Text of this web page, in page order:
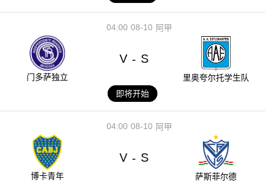
08-10
04:00 阿甲
门多萨独立
V - S
里奥夸尔托学生队
即将开始
08-10
04:00 阿甲
博卡青年
V - S
萨斯菲尔德